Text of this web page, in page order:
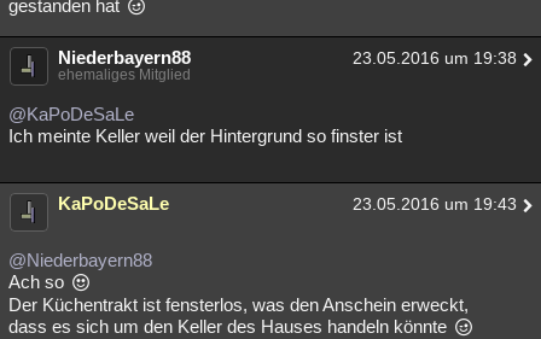
gestanden hat
Niederbayern88 23.05.2016 um 19:38
ehemaliges Mitglied
@KaPoDeSaLe
Ich meinte Keller weil der Hintergrund so finster ist
KaPoDeSaLe 23.05.2016 um 19:43
@Niederbayern88
Ach so
Der Küchentrakt ist fensterlos, was den Anschein erweckt,
dass es sich um den Keller des Hauses handeln könnte